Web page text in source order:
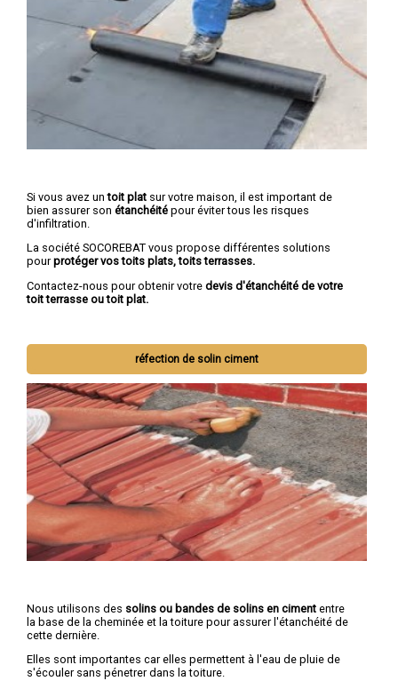
Si vous avez untoit plat sur votre maison, il est important de
bien assurer son étanchéité pour éviter tous les risques
d'infiltration.
La société SOCOREBAT vous propose différentes solutions
pourprotéger vos toits plats, toits terrasses.
Contactez-nous pour obtenir votre devis d'étanchéité de votre
toit terrasse ou toit plat.
réfection de solin ciment
Nous utilisons des solins ou bandes de solins en ciment entre
la base de la cheminée et la toiture pour assurer l'étanchéité de
cette dernière.
Elles sont importantes car elles permettent à l'eau de pluie de
s'écouler sans pénetrer dans la toiture.